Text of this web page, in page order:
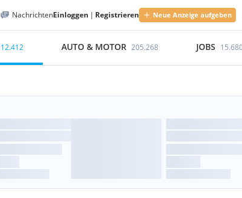
NachrichtenEinloggen | Registrieren Neue Anzeige aufgeben
AUTO & MOTOR 205.268 JOBS